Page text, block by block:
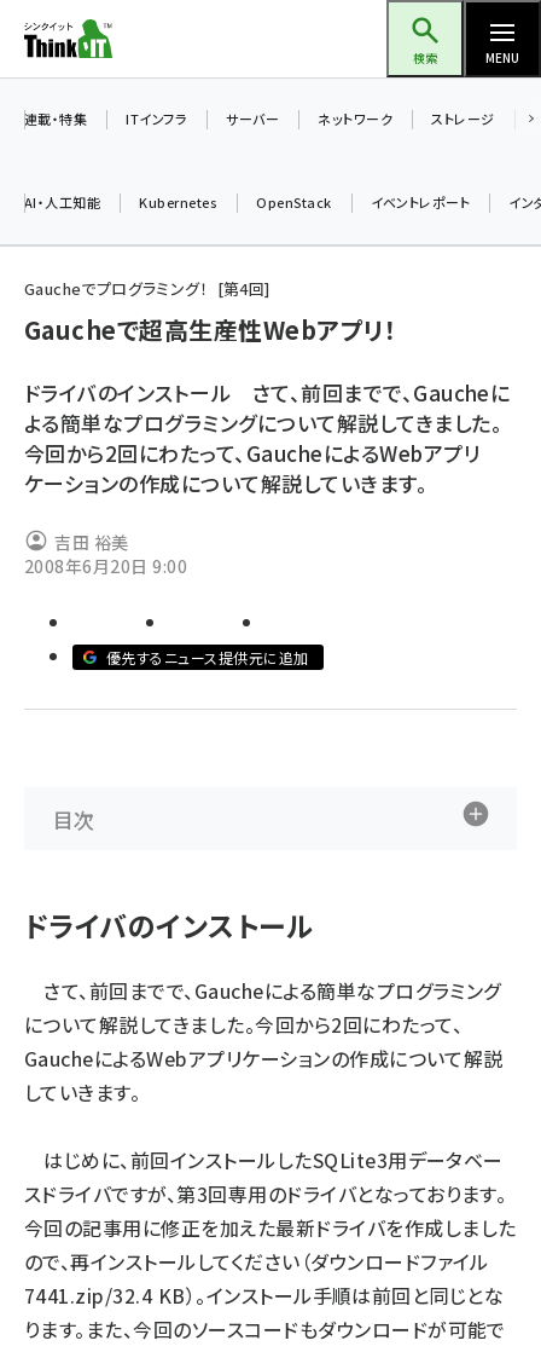
ン
ツ
検索 MENU
加藤銘のチーム貢献～仲間と築いた勝利の絆～ (2308)
北海道をのんびり旅する晴山佳須夫のヒント集！ (2025)
drupal (1947)
genai (1477)
abc123 (1352)
連載・特集 ITインフラ サーバー ネットワーク ストレージ
AI・人工知能 Kubernetes OpenStack イベントレポート イン
Gaucheでプログラミング！ 第4回
Gaucheで超高生産性Webアプリ！
ドライバのインストール さて、前回までで、Gaucheに
よる簡単なプログラミングについて解説してきました。
今回から2回にわたって、GaucheによるWebアプリ
ケーションの作成について解説していきます。
吉田 裕美
2008年6月20日 9:00
優先するニュース提供元に追加
目次
ドライバのインストール
さて、前回までで、Gaucheによる簡単なプログラミング
について解説してきました。今回から2回にわたって、
GaucheによるWebアプリケーションの作成について解説
していきます。
はじめに、前回インストールしたSQLite3用データベー
スドライバですが、第3回専用のドライバとなっております。
今回の記事用に修正を加えた最新ドライバを作成しました
ので、再インストールしてください（ダウンロードファイル
7441.zip/32.4 KB）。インストール手順は前回と同じとな
ります。また、今回のソースコードもダウンロードが可能で